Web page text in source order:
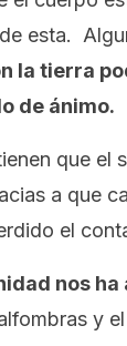
esta.
la tierra
de ánimo.
que el
a que
el
nos ha
y